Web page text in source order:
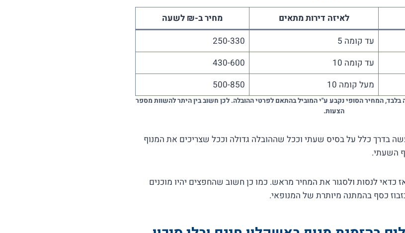
לאיזה דירות מתאים
מחיר ב-₪ לשעה
עד קומה 5
250-330
עד קומה 10
430-600
מעל קומה 10 500-850
המחיר הסופי נקבע ע"י המוביל בהתאם לפרטי ההובלה. לכן חשוב בין היתר להשוות מספר
הצעות.
בדרך כלל על בסיס שעתי וככל שההובלה גדולה וככל שצריכים את המנוף
השעתי.
כדאי לנסות ולסגור את המחיר מראש. כמו כן חשוב שהחפצים יהיו מוכנים
כסף בהמתנה מיותרת של המנופאי.